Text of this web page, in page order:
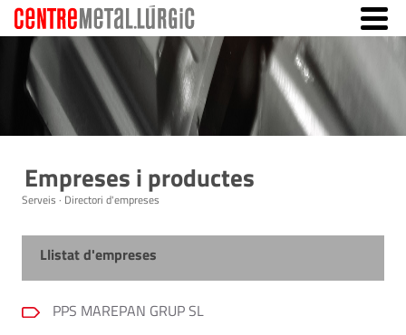
Empreses i productes
Serveis · Directori d'empreses
Llistat d'empreses
PPS MAREPAN GRUP SL